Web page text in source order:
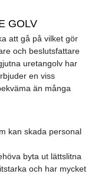
GOLV
att gå på vilket gör
och beslutsfattare
uretangolv har
en viss
än många
kan skada personal
byta ut lättslitna
och har mycket